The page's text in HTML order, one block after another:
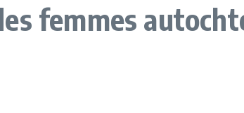
femmes